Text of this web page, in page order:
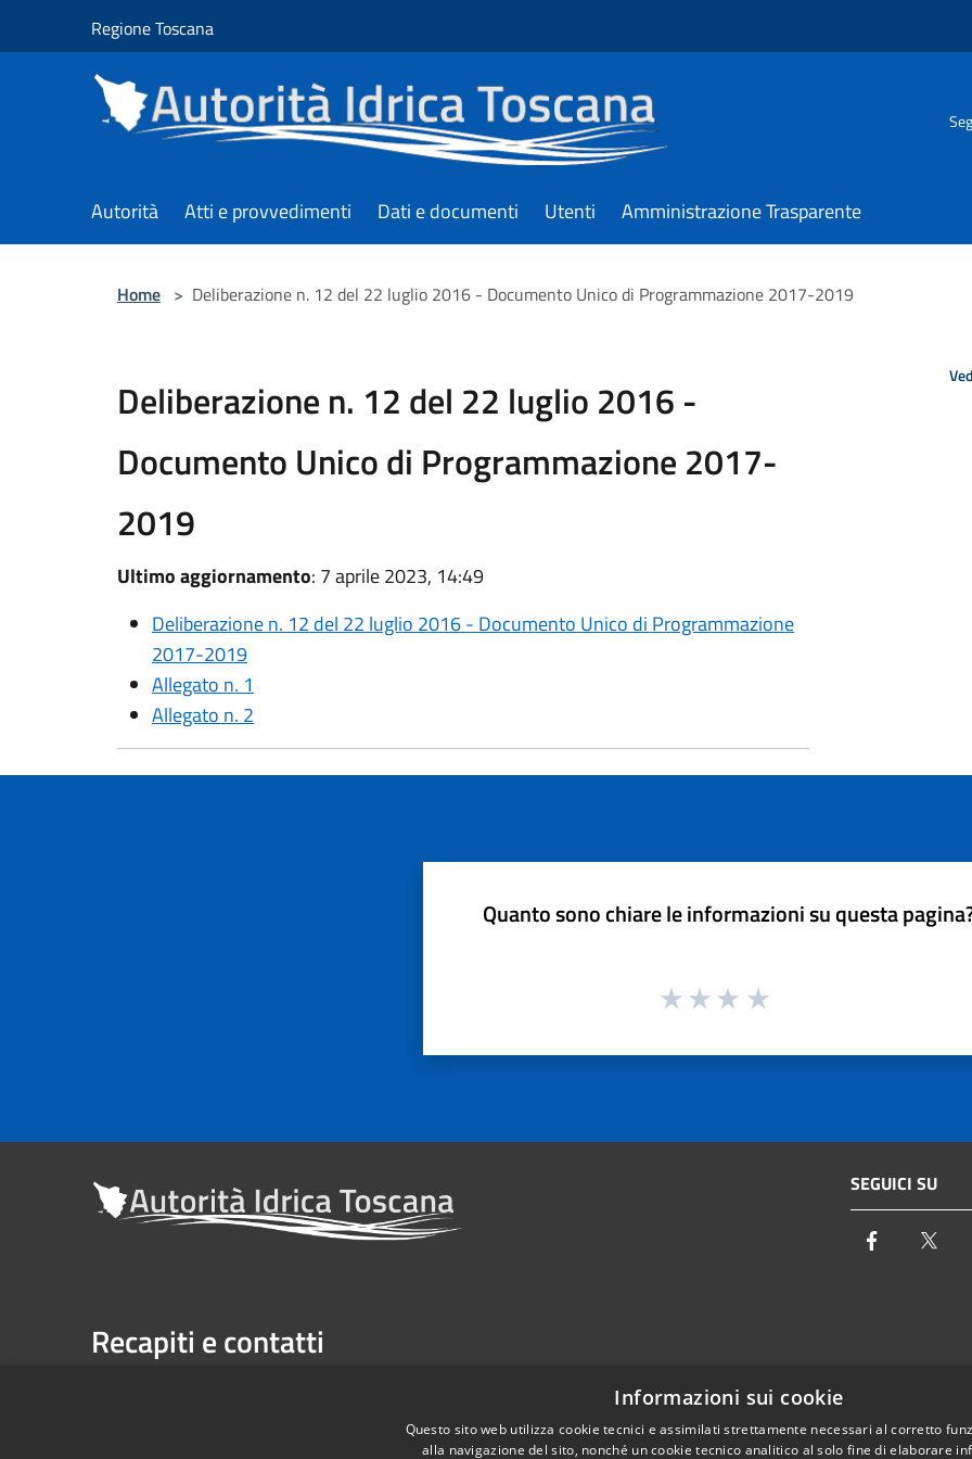
Regione Toscana
Autorità Atti e provvedimenti Dati e documenti Utenti Amministrazione Trasparente
Home > Deliberazione n. 12 del 22 luglio 2016 - Documento Unico di Programmazione 2017-2019
Deliberazione n. 12 del 22 luglio 2016 -
Documento Unico di Programmazione 2017-
2019
Ultimo aggiornamento: 7 aprile 2023, 14:49
Deliberazione n. 12 del 22 luglio 2016 - Documento Unico di Programmazione
2017-2019
Allegato n. 1
Allegato n. 2
Quanto sono chiare le informazioni su questa
SEGUICI SU
Facebook
Recapiti e contatti
Casella Postale n. 1485 | U.P. Firenze, 7 Via G. Verdi - 50122 Firenze
Email:info@autoritaidrica.toscana.it
Pec:protocollo@pec.autoritaidrica.toscana.it
Informazioni sui cookie
Questo sito web utilizza cookie tecnici e assimilati strettamente necessari al corretto
alla navigazione del sito, nonché un cookie tecnico analitico al solo fine di elaborare